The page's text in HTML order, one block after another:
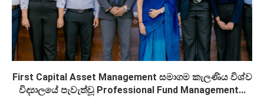
First Capital Asset Management සමාගම කැලණිය විශ්ව
විද්‍යාලයේ පැවැත්වූ Professional Fund Management...